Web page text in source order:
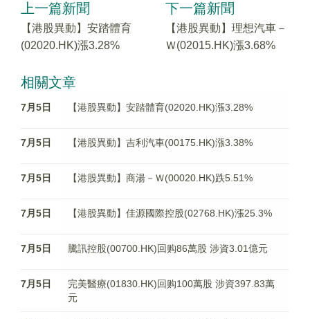
上一篇新聞
【港股異動】安踏體育
(02020.HK)漲3.28%
下一篇新聞
【港股異動】理想汽車－
Ｗ(02015.HK)漲3.68%
相關文章
7月5日 【港股異動】安踏體育(02020.HK)漲3.28%
7月5日 【港股異動】吉利汽車(00175.HK)漲3.38%
7月5日 【港股異動】商湯－Ｗ(00020.HK)跌5.51%
7月5日 【港股異動】佳源國際控股(02768.HK)漲25.3%
7月5日 騰訊控股(00700.HK)回购86萬股 涉資3.01億元
7月5日
完美醫療(01830.HK)回购100萬股 涉資397.83萬
元